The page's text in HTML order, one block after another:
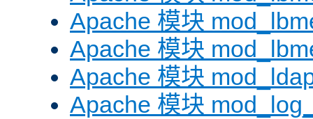
Apache 模块
Apache 模块
Apache 模块
Apache 模块